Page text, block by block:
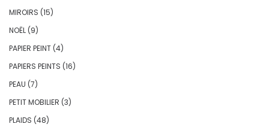
MIROIRS (15)
NOËL (9)
PAPIER PEINT (4)
PAPIERS PEINTS (16)
PEAU (7)
PETIT MOBILIER (3)
PLAIDS (48)